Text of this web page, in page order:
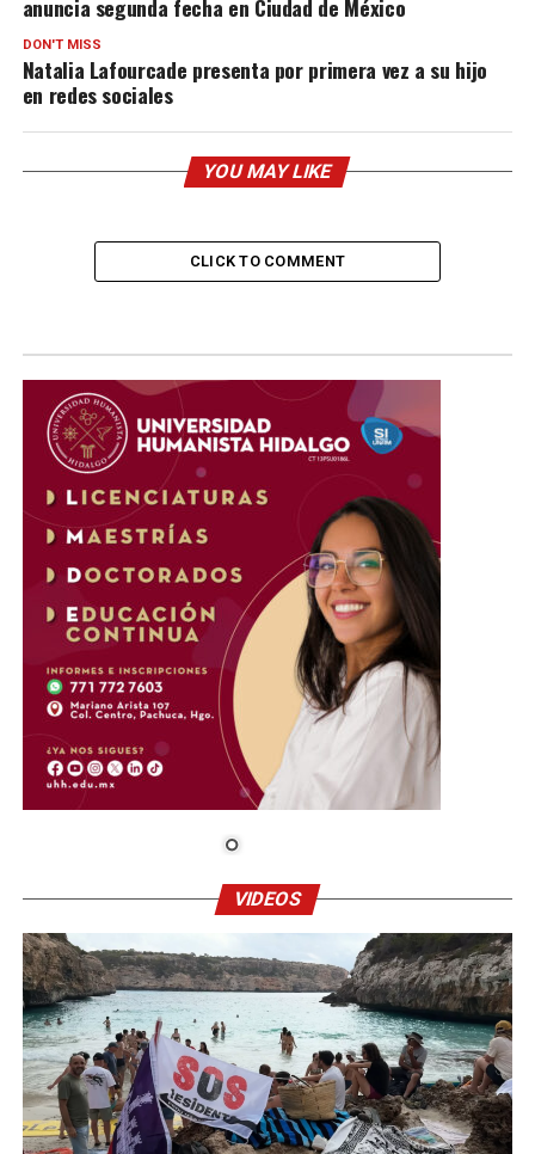
anuncia segunda fecha en Ciudad de México
DON'T MISS
Natalia Lafourcade presenta por primera vez a su hijo
en redes sociales
YOU MAY LIKE
CLICK TO COMMENT
VIDEOS